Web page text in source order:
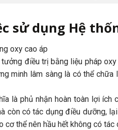
sử dụng Hệ
oxy cao áp
điều trị bằng liệu pháp
minh lâm sàng là có thể
là phủ nhận hoàn toàn lợi
còn có tác dụng điều dưỡng,
cơ thể nên hầu hết không có